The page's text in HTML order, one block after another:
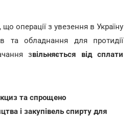
операції з увезення в Україну
та обладнання для протидії
звільняється від сплати
та спрощено
і закупівель спирту для